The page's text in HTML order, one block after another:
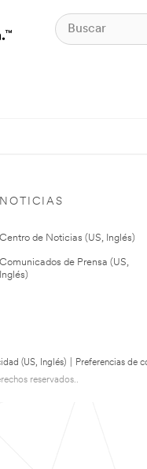
NOTICIAS
Centro de Noticias (US, Inglés)
Comunicados de Prensa (US,
Inglés)
(US, Inglés)
Preferencias de
reservados..